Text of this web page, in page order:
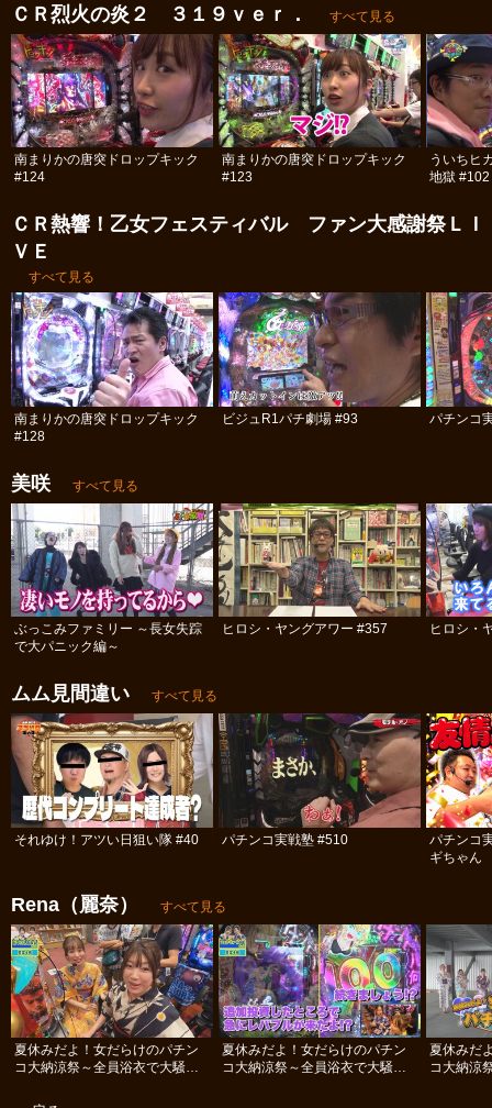
ＣＲ烈火の炎２ ３１９ｖｅｒ． すべて見る
南まりかの唐突ドロップキック
#124
南まりかの唐突ドロップキック
#123
ういちヒ
地獄 #102
ＣＲ熱響！乙女フェスティバル ファン大感謝祭ＬＩ
ＶＥ
すべて見る
南まりかの唐突ドロップキック
#128
ビジュR1パチ劇場 #93 パチンコ
美咲 すべて見る
ぶっこみファミリー ～長女失踪
で大パニック編～
ヒロシ・ヤングアワー #357 ヒロシ・
ムム見間違い すべて見る
それゆけ！アツい日狙い隊 #40 パチンコ実戦塾 #510
パチンコ
ギちゃん
Rena（麗奈） すべて見る
夏休みだよ！女だらけのパチン
コ大納涼祭～全員浴衣で大騒ぎ
夏休みだよ！女だらけのパチン
コ大納涼祭～全員浴衣で大騒ぎ
夏休みだ
コ大納涼